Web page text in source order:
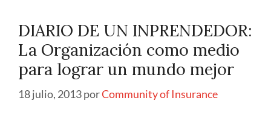
DIARIO DE UN INPRENDEDOR:
La Organización como medio
para lograr un mundo mejor
18 julio, 2013porCommunity of Insurance